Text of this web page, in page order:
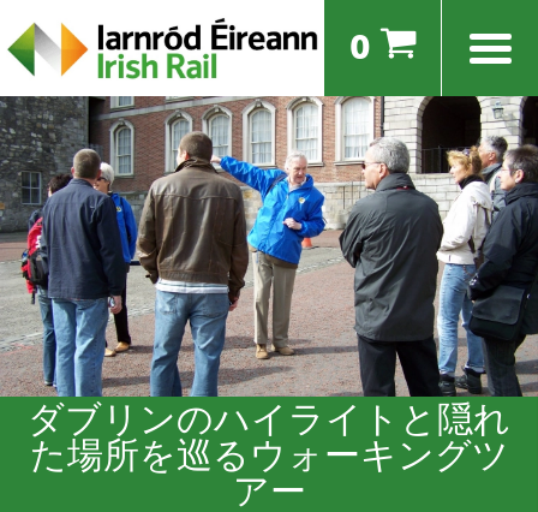
0
ダブリンのハイライトと隠れ
た場所を巡るウォーキングツ
アー